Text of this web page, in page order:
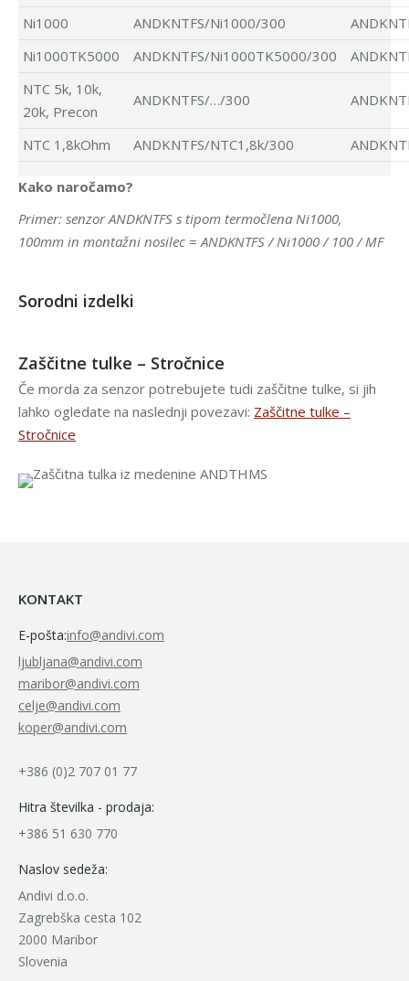
Ni1000 ANDKNTFS/Ni1000/300
Ni1000TK5000
ANDKNTFS/Ni1000TK5000/300
NTC 5k, 10k,
20k, Precon
ANDKNTFS/…/300
NTC 1,8kOhm ANDKNTFS/NTC1,8k/300
Kako naročamo?
Primer: senzor ANDKNTFS s tipom termočlena Ni1000,
100mm in montažni nosilec = ANDKNTFS / Ni1000 / 100 / MF
Sorodni izdelki
Zaščitne tulke – Stročnice
Če morda za senzor potrebujete tudi zaščitne tulke, si jih
lahko ogledate na naslednji povezavi: Zaščitne tulke –
Stročnice
KONTAKT
E-pošta:info@andivi.com
ljubljana@andivi.com
maribor@andivi.com
celje@andivi.com
koper@andivi.com
+386 (0)2 707 01 77
Hitra številka - prodaja:
+386 51 630 770
Naslov sedeža:
Andivi d.o.o.
Zagrebška cesta 102
2000 Maribor
Slovenia